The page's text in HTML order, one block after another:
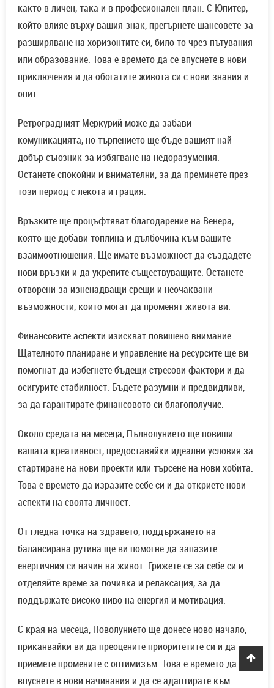
както в личен, така и в професионален план. С Юпитер,
който влияе върху вашия знак, прегърнете шансовете за
разширяване на хоризонтите си, било то чрез пътувания
или образование. Това е времето да се впуснете в нови
приключения и да обогатите живота си с нови знания и
опит.
Ретроградният Меркурий може да забави
комуникацията, но търпението ще бъде вашият най-
добър съюзник за избягване на недоразумения.
Останете спокойни и внимателни, за да преминете през
този период с лекота и грация.
Връзките ще процъфтяват благодарение на Венера,
която ще добави топлина и дълбочина към вашите
взаимоотношения. Ще имате възможност да създадете
нови връзки и да укрепите съществуващите. Останете
отворени за изненадващи срещи и неочаквани
възможности, които могат да променят живота ви.
Финансовите аспекти изискват повишено внимание.
Щателното планиране и управление на ресурсите ще ви
помогнат да избегнете бъдещи стресови фактори и да
осигурите стабилност. Бъдете разумни и предвидливи,
за да гарантирате финансовото си благополучие.
Около средата на месеца, Пълнолунието ще повиши
вашата креативност, предоставяйки идеални условия за
стартиране на нови проекти или търсене на нови хобита.
Това е времето да изразите себе си и да откриете нови
аспекти на своята личност.
От гледна точка на здравето, поддържането на
балансирана рутина ще ви помогне да запазите
енергичния си начин на живот. Грижете се за себе си и
отделяйте време за почивка и релаксация, за да
поддържате високо ниво на енергия и мотивация.
С края на месеца, Новолунието ще донесе ново начало,
приканвайки ви да преоцените приоритетите си и да
приемете промените с оптимизъм. Това е времето да се
впуснете в нови начинания и да се адаптирате към